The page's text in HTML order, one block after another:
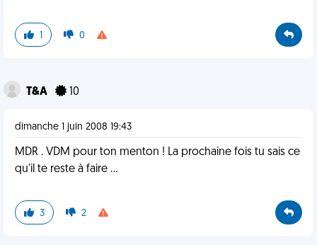
1 0
T&A 10
dimanche 1 juin 2008 19:43
MDR . VDM pour ton menton ! La prochaine fois tu sais ce
qu'il te reste à faire ...
3 2